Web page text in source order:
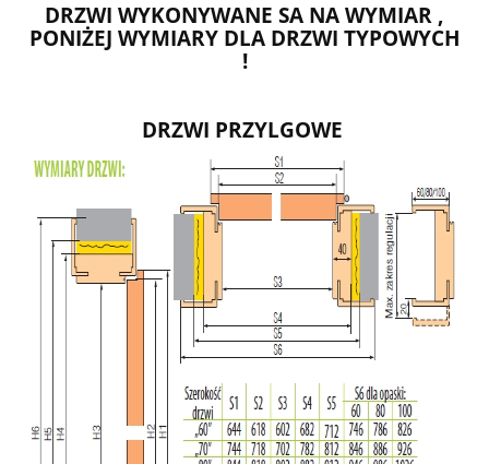
DRZWI WYKONYWANE SA NA WYMIAR ,
PONIŻEJ WYMIARY DLA DRZWI TYPOWYCH
!
DRZWI PRZYLGOWE